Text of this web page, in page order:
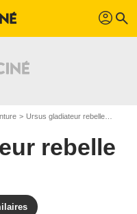
profil search
Ursus gladiateur rebelle
rebelle